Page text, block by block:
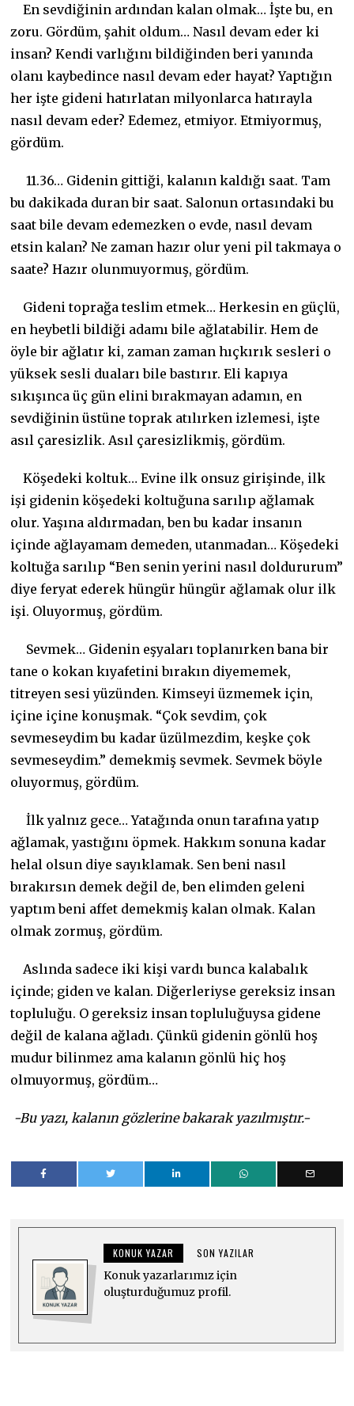
En sevdiğinin ardından kalan olmak… İşte bu, en
zoru. Gördüm, şahit oldum… Nasıl devam eder ki
insan? Kendi varlığını bildiğinden beri yanında
olanı kaybedince nasıl devam eder hayat? Yaptığın
her işte gideni hatırlatan milyonlarca hatırayla
nasıl devam eder? Edemez, etmiyor. Etmiyormuş,
gördüm.
11.36… Gidenin gittiği, kalanın kaldığı saat. Tam
bu dakikada duran bir saat. Salonun ortasındaki bu
saat bile devam edemezken o evde, nasıl devam
etsin kalan? Ne zaman hazır olur yeni pil takmaya o
saate? Hazır olunmuyormuş, gördüm.
Gideni toprağa teslim etmek… Herkesin en güçlü,
en heybetli bildiği adamı bile ağlatabilir. Hem de
öyle bir ağlatır ki, zaman zaman hıçkırık sesleri o
yüksek sesli duaları bile bastırır. Eli kapıya
sıkışınca üç gün elini bırakmayan adamın, en
sevdiğinin üstüne toprak atılırken izlemesi, işte
asıl çaresizlik. Asıl çaresizlikmiş, gördüm.
Köşedeki koltuk… Evine ilk onsuz girişinde, ilk
işi gidenin köşedeki koltuğuna sarılıp ağlamak
olur. Yaşına aldırmadan, ben bu kadar insanın
içinde ağlayamam demeden, utanmadan… Köşedeki
koltuğa sarılıp “Ben senin yerini nasıl doldururum”
diye feryat ederek hüngür hüngür ağlamak olur ilk
işi. Oluyormuş, gördüm.
Sevmek… Gidenin eşyaları toplanırken bana bir
tane o kokan kıyafetini bırakın diyememek,
titreyen sesi yüzünden. Kimseyi üzmemek için,
içine içine konuşmak. “Çok sevdim, çok
sevmeseydim bu kadar üzülmezdim, keşke çok
sevmeseydim.” demekmiş sevmek. Sevmek böyle
oluyormuş, gördüm.
İlk yalnız gece… Yatağında onun tarafına yatıp
ağlamak, yastığını öpmek. Hakkım sonuna kadar
helal olsun diye sayıklamak. Sen beni nasıl
bırakırsın demek değil de, ben elimden geleni
yaptım beni affet demekmiş kalan olmak. Kalan
olmak zormuş, gördüm.
Aslında sadece iki kişi vardı bunca kalabalık
içinde; giden ve kalan. Diğerleriyse gereksiz insan
topluluğu. O gereksiz insan topluluğuysa gidene
değil de kalana ağladı. Çünkü gidenin gönlü hoş
mudur bilinmez ama kalanın gönlü hiç hoş
olmuyormuş, gördüm…
-Bu yazı, kalanın gözlerine bakarak yazılmıştır.-
KONUK YAZAR SON YAZILAR
Konuk yazarlarımız için
oluşturduğumuz profil.